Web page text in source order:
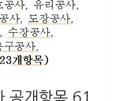
공개항목 61